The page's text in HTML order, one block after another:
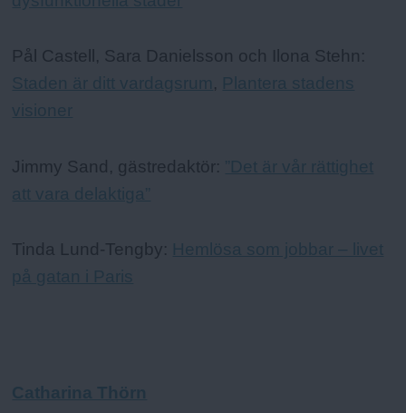
Pål Castell, Sara Danielsson och Ilona Stehn:
Staden är ditt vardagsrum, Plantera stadens
visioner
Jimmy Sand, gästredaktör: ”Det är vår rättighet
att vara delaktiga”
Tinda Lund-Tengby: Hemlösa som jobbar – livet
på gatan i Paris
Catharina Thörn